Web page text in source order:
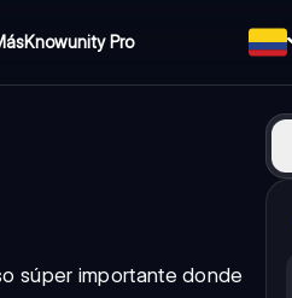
Knowunity Pro
súper importante donde